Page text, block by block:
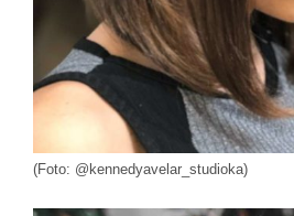
(Foto: @kennedyavelar_studioka)